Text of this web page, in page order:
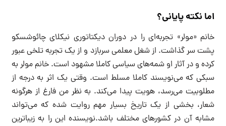
اما نکته پایانی؟
خانم «مولر» تجربه‌ای را در دوران دیکتاتوری نیکلای چائوشسکو
پشت سر گذاشت. از شغل معلمی سربازد و از یک تجربه تلخی عبور
کرده و در آثار او شمه‌های سیاسی کاملا مشهود است. خانم مولر به
سبکی که می‌نویسند کاملا مسلط است. وقتی یک اثر به درجه از
مطلوبیت می‌رسد، هویت پیدا می‌کند. به نظر من فارغ از هرگونه
شعار، بخشی از یک تاریخ بسیار مهم روایت شده که می‌تواند
مشابه آن در کشورهای مختلف باشد.نویسنده این را به زیباترین